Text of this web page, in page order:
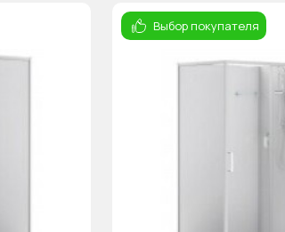
Выбор покупателя